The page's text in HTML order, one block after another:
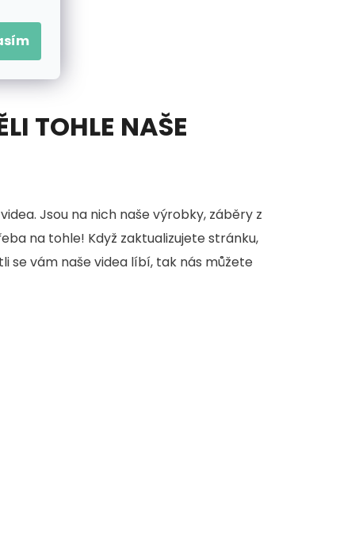
TOHLE NAŠE
Jsou na nich naše výrobky, záběry z
na tohle! Když zaktualizujete stránku,
se vám naše videa líbí, tak nás můžete